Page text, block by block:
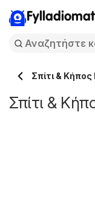
Fylladiomat
Σπίτι &
Σπίτι &